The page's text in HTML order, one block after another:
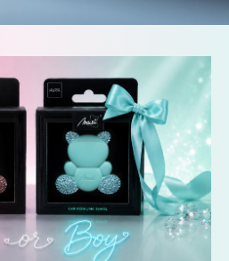
zážitky z cest
NA INSTAGRAMU